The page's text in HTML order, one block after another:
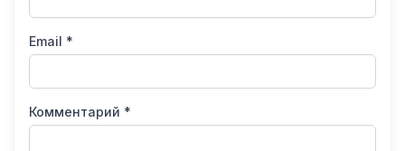
Email *
Комментарий *